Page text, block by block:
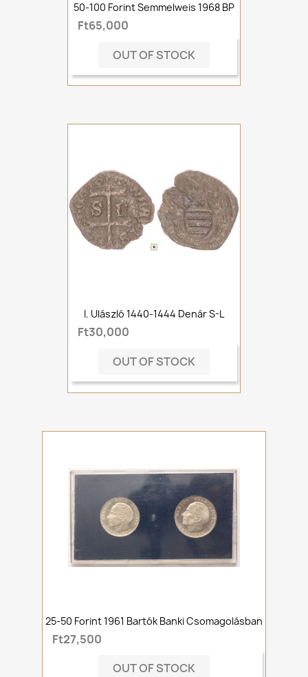
50-100 Forint Semmelweis 1968 BP
Ft65,000
OUT OF STOCK
I. Ulászló 1440-1444 Denár S-L
Ft30,000
OUT OF STOCK
25-50 Forint 1961 Bartók Banki Csomagolásban
Ft27,500
OUT OF STOCK